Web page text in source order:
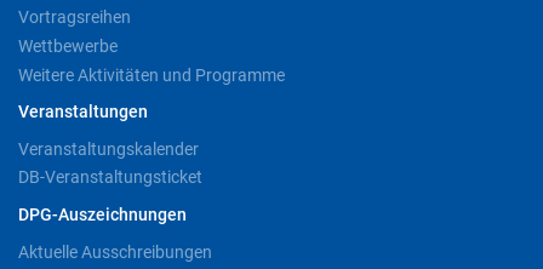
Vortragsreihen
Wettbewerbe
Weitere Aktivitäten und Programme
Veranstaltungen
Veranstaltungskalender
DB-Veranstaltungsticket
DPG-Auszeichnungen
Aktuelle Ausschreibungen